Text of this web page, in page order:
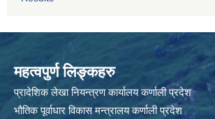
महत्वपुर्ण लिङ्कहरु
प्रादेशिक लेखा नियन्त्रण कार्यालय कर्णाली प्रदेश
भौतिक पूर्वाधार विकास मन्त्रालय कर्णाली प्रदेश